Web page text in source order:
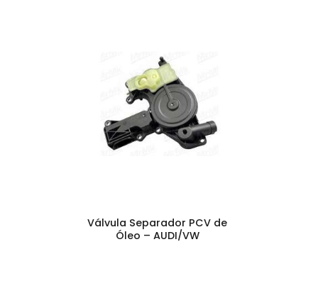
Válvula Separador PCV de
Óleo – AUDI/VW